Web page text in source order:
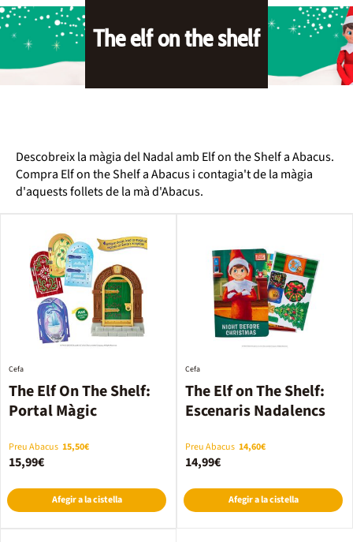
The elf on the shelf
Descobreix la màgia del Nadal amb Elf on the Shelf a Abacus.
Compra Elf on the Shelf a Abacus i contagia't de la màgia
d'aquests follets de la mà d'Abacus.
The Elf On The Shelf:
Portal Màgic
Cefa
Preu Abacus 15,50€
15,99€
Afegir a la cistella
The Elf on The Shelf:
Escenaris Nadalencs
Cefa
Preu Abacus 14,60€
14,99€
Afegir a la cistella